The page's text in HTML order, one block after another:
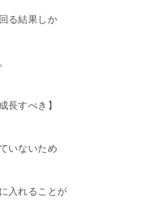
る結果しか
長すべき】
いないため
入れることが